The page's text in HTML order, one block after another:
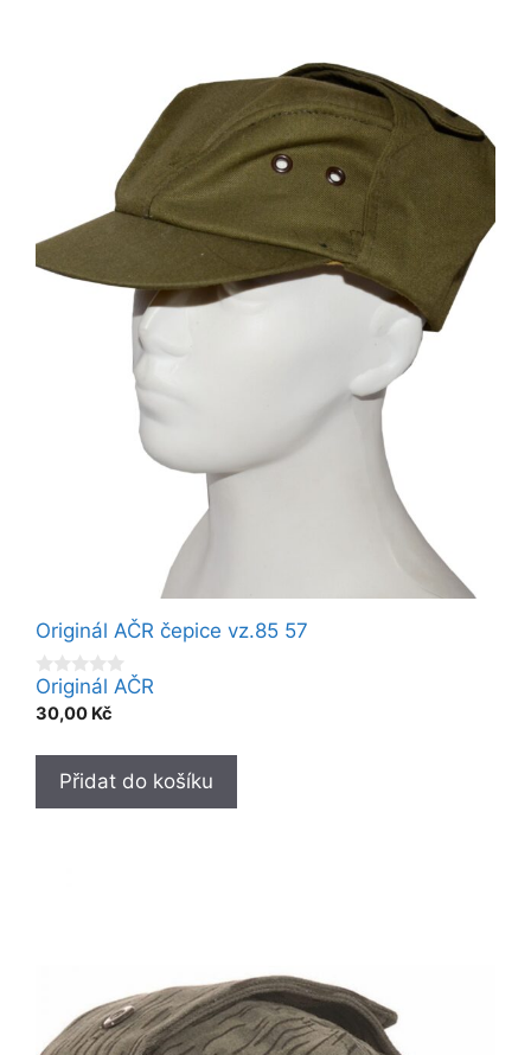
Originál AČR čepice vz.85 57
0
o
u
o
Originál AČR
30,00 Kč
Přidat do košíku